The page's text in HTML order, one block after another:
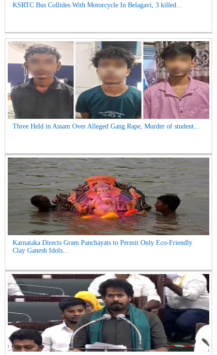
KSRTC Bus Collides With Motorcycle In Belagavi, 3 killed...
Three Held in Assam Over Alleged Gang Rape, Murder of student...
Karnataka Directs Gram Panchayats to Permit Only Eco-Friendly
Clay Ganesh Idols...